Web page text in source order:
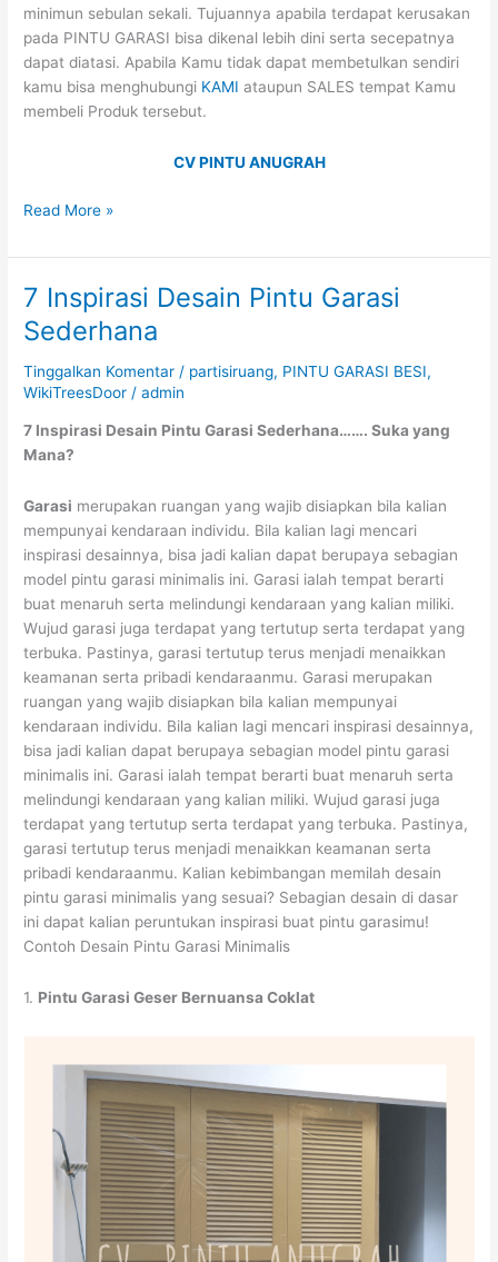
minimun sebulan sekali. Tujuannya apabila terdapat kerusakan
pada PINTU GARASI bisa dikenal lebih dini serta secepatnya
dapat diatasi. Apabila Kamu tidak dapat membetulkan sendiri
kamu bisa menghubungi KAMI ataupun SALES tempat Kamu
membeli Produk tersebut.
CV PINTU ANUGRAH
Read More »
7 Inspirasi Desain Pintu Garasi
Sederhana
Tinggalkan Komentar / partisiruang, PINTU GARASI BESI,
WikiTreesDoor /admin
7 Inspirasi Desain Pintu Garasi Sederhana……. Suka yang
Mana?
Garasi merupakan ruangan yang wajib disiapkan bila kalian
mempunyai kendaraan individu. Bila kalian lagi mencari
inspirasi desainnya, bisa jadi kalian dapat berupaya sebagian
model pintu garasi minimalis ini. Garasi ialah tempat berarti
buat menaruh serta melindungi kendaraan yang kalian miliki.
Wujud garasi juga terdapat yang tertutup serta terdapat yang
terbuka. Pastinya, garasi tertutup terus menjadi menaikkan
keamanan serta pribadi kendaraanmu. Garasi merupakan
ruangan yang wajib disiapkan bila kalian mempunyai
kendaraan individu. Bila kalian lagi mencari inspirasi desainnya,
bisa jadi kalian dapat berupaya sebagian model pintu garasi
minimalis ini. Garasi ialah tempat berarti buat menaruh serta
melindungi kendaraan yang kalian miliki. Wujud garasi juga
terdapat yang tertutup serta terdapat yang terbuka. Pastinya,
garasi tertutup terus menjadi menaikkan keamanan serta
pribadi kendaraanmu. Kalian kebimbangan memilah desain
pintu garasi minimalis yang sesuai? Sebagian desain di dasar
ini dapat kalian peruntukan inspirasi buat pintu garasimu!
Contoh Desain Pintu Garasi Minimalis
1. Pintu Garasi Geser Bernuansa Coklat
7
Inspirasi
Desain
Pintu
Garasi